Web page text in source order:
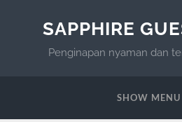
SAPPHIRE
Penginapan nyaman dan
SHOW MENU